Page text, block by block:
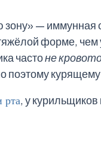
— иммунная
форме, чем
частоне
поэтому
рта, у